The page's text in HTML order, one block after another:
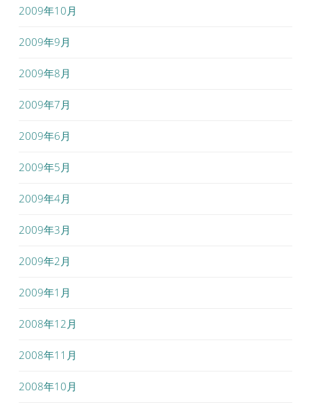
2009年10月
2009年9月
2009年8月
2009年7月
2009年6月
2009年5月
2009年4月
2009年3月
2009年2月
2009年1月
2008年12月
2008年11月
2008年10月